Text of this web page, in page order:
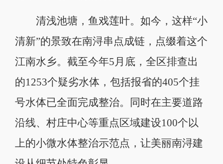
清浅池塘，鱼戏莲叶。如今，这样“小
清新”的景致在南浔串点成链，点缀着这个
江南水乡。截至今年5月底，全区排查出
的1253个疑劣水体，包括报省的405个挂
号水体已全面完成整治。同时在主要道路
沿线、村庄中心等重点区域建设100个以
上的小微水体整治示范点，让美丽南浔建